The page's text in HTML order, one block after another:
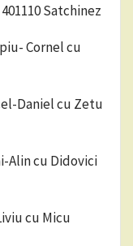
Satchinez
Cornel cu
Daniel cu Zetu
Alin cu Didovici
cu Micu